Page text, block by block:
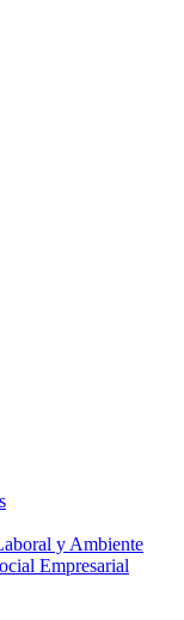
y Ambiente
Empresarial